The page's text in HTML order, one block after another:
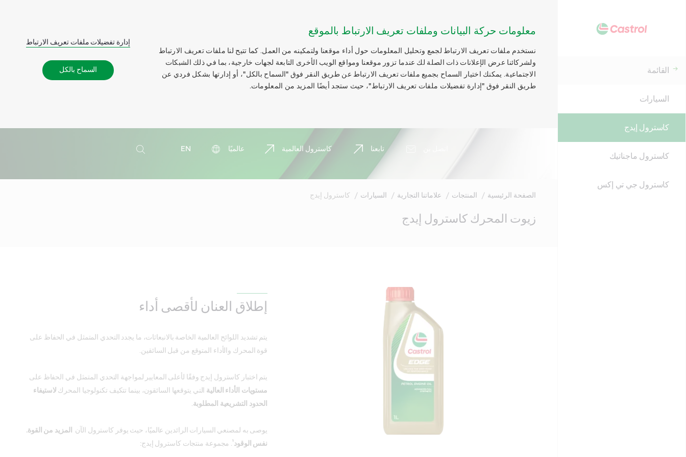
معلومات حركة البيانات وملفات تعريف الارتباط بالموقع
نستخدم ملفات تعريف الارتباط لجمع وتحليل المعلومات حول أداء موقعنا ولتمكينه من العمل. كما تتيح لنا ملفات تعريف الارتباط
ولشركائنا عرض الإعلانات ذات الصلة لك عندما تزور موقعنا ومواقع الويب الأخرى التابعة لجهات خارجية، بما في ذلك الشبكات
الاجتماعية. يمكنك اختيار السماح بجميع ملفات تعريف الارتباط عن طريق النقر فوق "السماح بالكل"، أو إدارتها بشكل فردي عن
طريق النقر فوق "إدارة تفضيلات ملفات تعريف الارتباط"، حيث ستجد أيضًا المزيد من المعلومات.
إدارة تفضيلات ملفات تعريف الارتباط
السماح بالكل
تابعنا كاسترول العالمية عالميًا
EN
بحث
القائمة
السيارات
كاسترول إيدج
كاسترول ماجناتيك
كاسترول جي تي إكس
الصفحة الرئيسية المنتجات علاماتنا التجارية السيارات كاسترول إيدج
Contentزيوت المحرك كاسترول إيدج
إطلاق العنان لأقصى أداء
يتم تشديد اللوائح العالمية الخاصة بالانبعاثات، ما يجدد التحدي المتمثل في الحفاظ على
قوة المحرك والأداء المتوقع من قبل السائقين.
يتم اختبار كاسترول إيدج وفقًا لأعلى المعايير لمواجهة التحدي المتمثل في الحفاظ على
مستويات الأداء العالية التي يتوقعها السائقون، بينما تتكيف تكنولوجيا المحرك لاستيفاء
الحدود التشريعية المطلوبة.
يوصى به لمصنعي السيارات الرائدين عالميًا، حيث يوفر كاسترول الآن
المزيد من القوة.
نفس الوقود ¹. مجموعة منتجات كاسترول إيدج: